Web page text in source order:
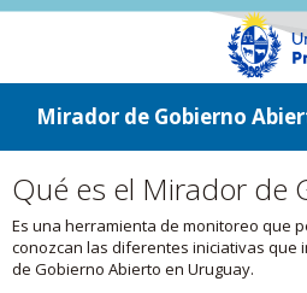
ir a contenido
ir al menú
Mirador de Gobierno
Qué es el Mirador de
Es una herramienta de monitoreo que
conozcan las diferentes iniciativas que
de Gobierno Abierto en Uruguay.